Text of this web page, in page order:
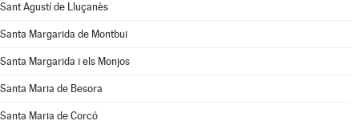
Sant Agustí de Lluçanès
Santa Margarida de Montbui
Santa Margarida i els Monjos
Santa Maria de Besora
Santa Maria de Corcó